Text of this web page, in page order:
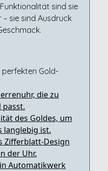
sind sie
sie sind Ausdruck
perfekten Gold-
die zu
des Goldes, um
langlebig ist.
Zifferblatt-Design
der Uhr.
Automatikwerk